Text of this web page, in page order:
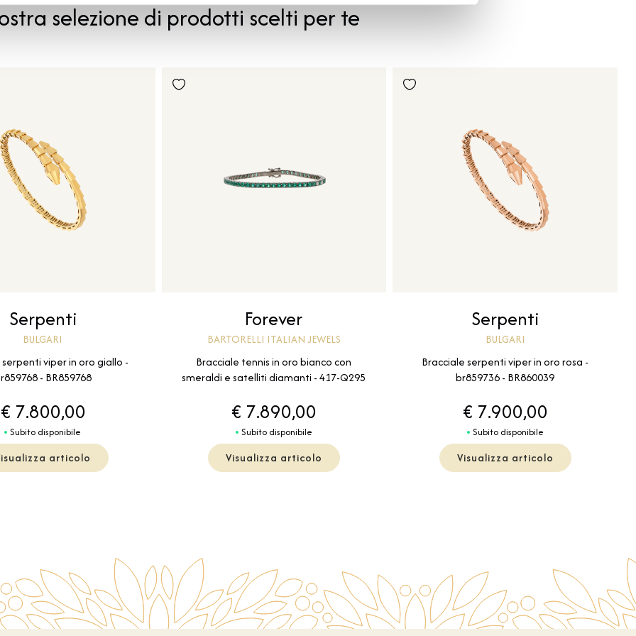
selezione di prodotti scelti per te
Serpenti
BULGARI
viper in oro giallo -
- BR859768
€ 7.800,00
Subito disponibile
articolo
Forever
BARTORELLI ITALIAN JEWELS
Bracciale tennis in oro bianco con
smeraldi e satelliti diamanti - 417-Q295
€ 7.890,00
Subito disponibile
Visualizza articolo
Serpenti
BULGARI
Bracciale serpenti viper in oro rosa -
br859736 - BR860039
€ 7.900,00
Subito disponibile
Visualizza articolo